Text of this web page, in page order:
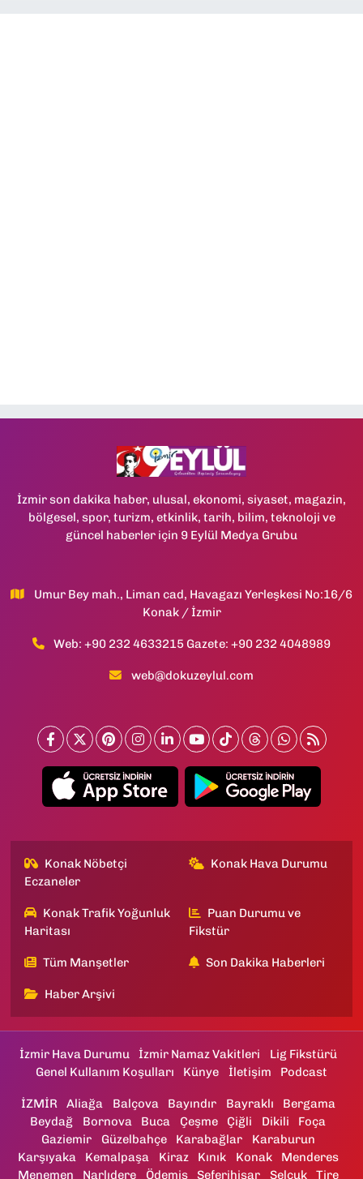
İzmir son dakika haber, ulusal, ekonomi, siyaset, magazin,
bölgesel, spor, turizm, etkinlik, tarih, bilim, teknoloji ve
güncel haberler için 9 Eylül Medya Grubu
Umur Bey mah., Liman cad, Havagazı Yerleşkesi No:16/6
Konak / İzmir
Web: +90 232 4633215 Gazete: +90 232 4048989
web@dokuzeylul.com
Konak Nöbetçi
Eczaneler
Konak Hava Durumu
Konak Trafik Yoğunluk
Haritası
Puan Durumu ve
Fikstür
Tüm Manşetler Son Dakika Haberleri
Haber Arşivi
İzmir Hava Durumu İzmir Namaz Vakitleri
Lig Fikstürü
Genel Kullanım Koşulları
Künye İletişim Podcast
İZMİR Aliağa Balçova Bayındır Bayraklı
Bergama
Beydağ
Bornova Buca Çeşme Çiğli Dikili
Foça
Gaziemir
Güzelbahçe Karabağlar
Karaburun
Karşıyaka
Kemalpaşa Kiraz Kınık Konak
Menderes
Menemen
Narlıdere Ödemiş Seferihisar Selçuk Tire